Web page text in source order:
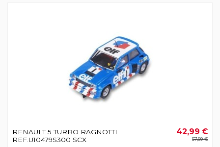
RENAULT 5 TURBO RAGNOTTI
REF.U10479S300 SCX
42,99 €
57,99 €